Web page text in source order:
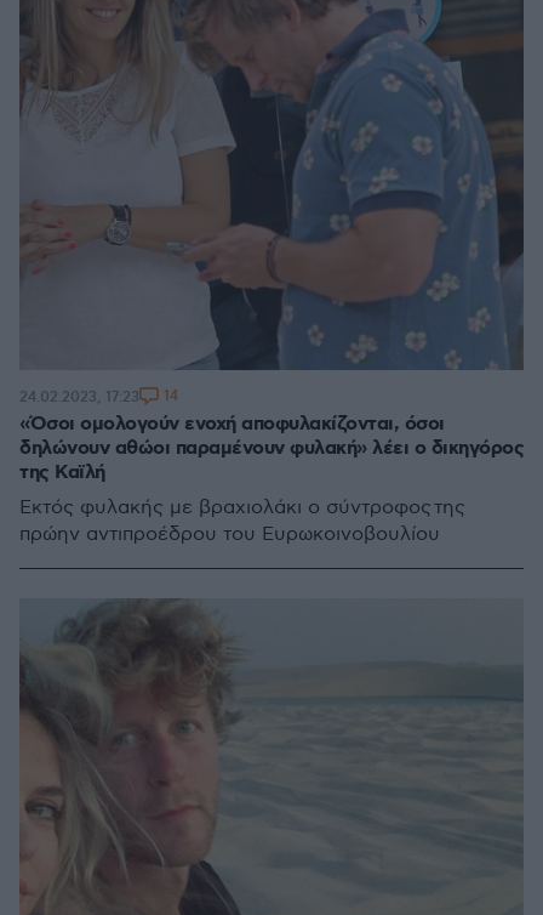
«Όσοι ομολογούν ενοχή αποφυλακίζονται, όσοι
δηλώνουν αθώοι παραμένουν φυλακή» λέει ο δικηγόρος
της Καϊλή
Εκτός φυλακής με βραχιολάκι ο σύντροφος της
πρώην αντιπροέδρου του Ευρωκοινοβουλίου
24.02.2023, 17:23 14